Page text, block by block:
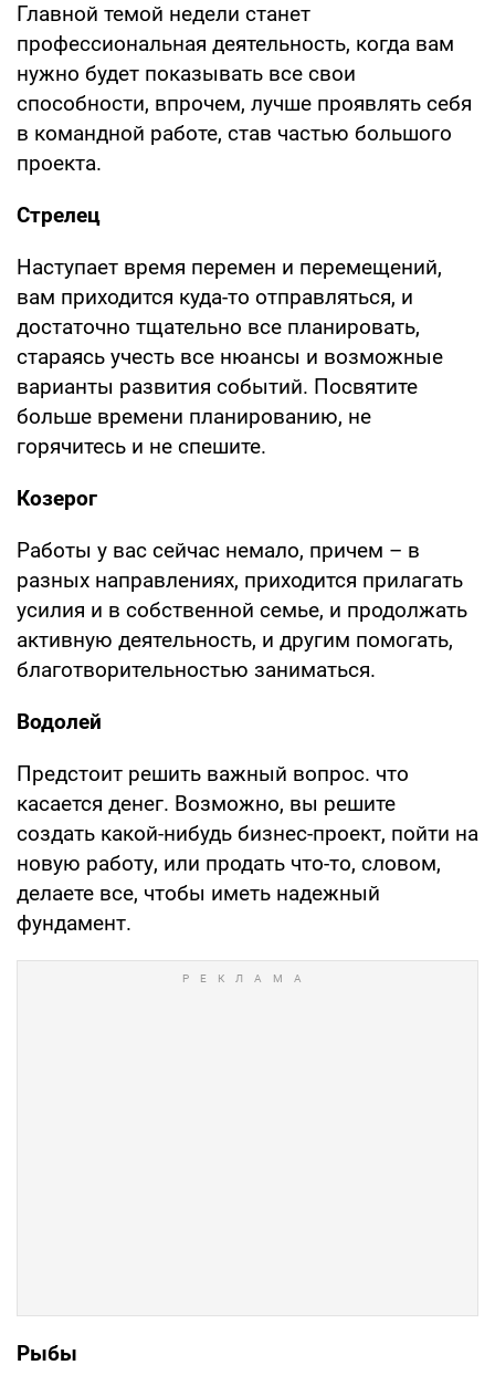
Главной темой недели станет
профессиональная деятельность, когда вам
нужно будет показывать все свои
способности, впрочем, лучше проявлять себя
в командной работе, став частью большого
проекта.
Стрелец
Наступает время перемен и перемещений,
вам приходится куда-то отправляться, и
достаточно тщательно все планировать,
стараясь учесть все нюансы и возможные
варианты развития событий. Посвятите
больше времени планированию, не
горячитесь и не спешите.
Козерог
Работы у вас сейчас немало, причем – в
разных направлениях, приходится прилагать
усилия и в собственной семье, и продолжать
активную деятельность, и другим помогать,
благотворительностью заниматься.
Водолей
Предстоит решить важный вопрос. что
касается денег. Возможно, вы решите
создать какой-нибудь бизнес-проект, пойти на
новую работу, или продать что-то, словом,
делаете все, чтобы иметь надежный
фундамент.
Рыбы